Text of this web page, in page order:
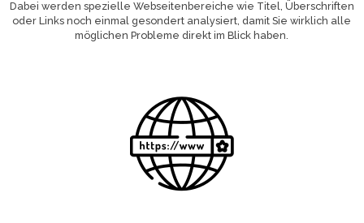
Dabei werden spezielle Webseitenbereiche wie Titel, Überschriften
oder Links noch einmal gesondert analysiert, damit Sie wirklich alle
möglichen Probleme direkt im Blick haben.